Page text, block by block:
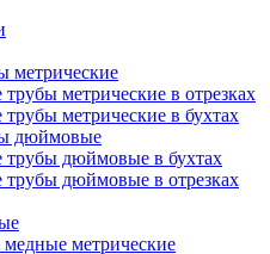
метрические
метрические в отрезках
метрические в бухтах
дюймовые
дюймовые в бухтах
дюймовые в отрезках
метрические